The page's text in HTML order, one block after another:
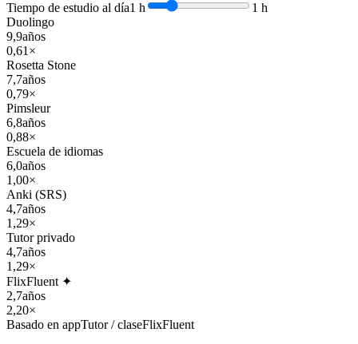
Tiempo de estudio al día1 h
1 h
Duolingo
9,9años
0,61×
Rosetta Stone
7,7años
0,79×
Pimsleur
6,8años
0,88×
Escuela de idiomas
6,0años
1,00×
Anki (SRS)
4,7años
1,29×
Tutor privado
4,7años
1,29×
FlixFluent ✦
2,7años
2,20×
Basado en appTutor / claseFlixFluent